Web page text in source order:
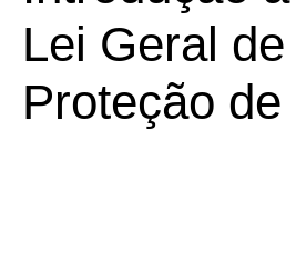
Lei Geral de
Proteção